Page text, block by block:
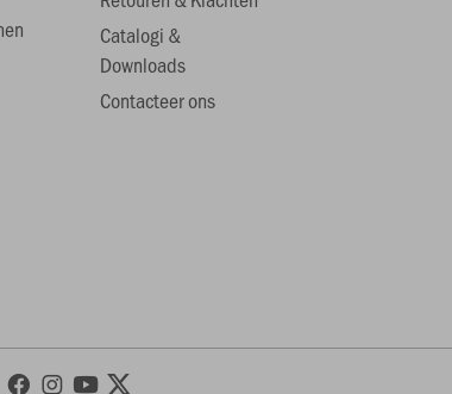
Catalogi &
Downloads
Contacteer ons